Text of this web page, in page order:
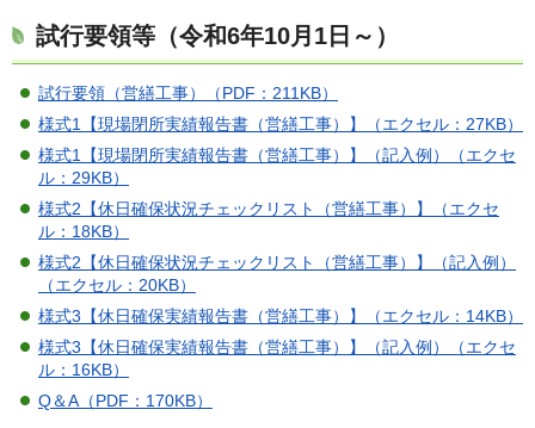
試行要領等（令和6年10月1日～）
試行要領（営繕工事）（PDF：211KB）
様式1【現場閉所実績報告書（営繕工事）】（エクセル：27KB）
様式1【現場閉所実績報告書（営繕工事）】（記入例）（エクセ
ル：29KB）
様式2【休日確保状況チェックリスト（営繕工事）】（エクセ
ル：18KB）
様式2【休日確保状況チェックリスト（営繕工事）】（記入例）
（エクセル：20KB）
様式3【休日確保実績報告書（営繕工事）】（エクセル：14KB）
様式3【休日確保実績報告書（営繕工事）】（記入例）（エクセ
ル：16KB）
Q＆A（PDF：170KB）